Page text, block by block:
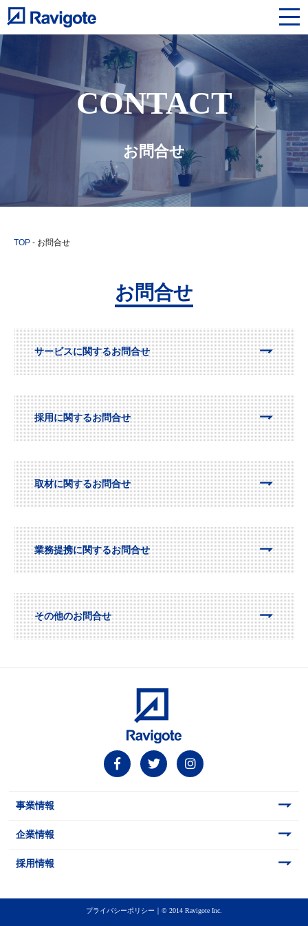
CONTACT
お問合せ
TOP - お問合せ
お問合せ
サービスに関するお問合せ
採用に関するお問合せ
取材に関するお問合せ
業務提携に関するお問合せ
その他のお問合せ
事業情報
企業情報
採用情報
プライバシーポリシー ｜©︎ 2014 Ravigote Inc.